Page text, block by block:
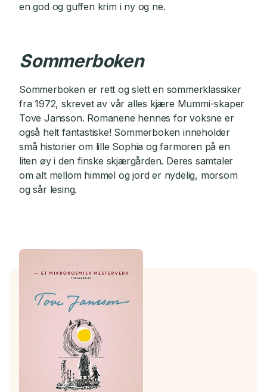
en god og guffen krim i ny og ne.
Sommerboken
Sommerboken er rett og slett en sommerklassiker
fra 1972, skrevet av vår alles kjære Mummi-skaper
Tove Jansson. Romanene hennes for voksne er
også helt fantastiske! Sommerboken inneholder
små historier om lille Sophia og farmoren på en
liten øy i den finske skjærgården. Deres samtaler
om alt mellom himmel og jord er nydelig, morsom
og sår lesing.